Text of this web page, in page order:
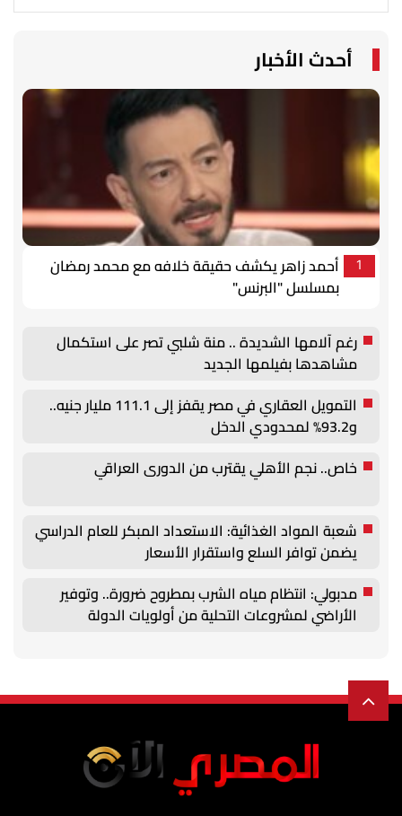
أحدث الأخبار
1
أحمد زاهر يكشف حقيقة خلافه مع محمد رمضان
بمسلسل "البرنس"
رغم آلامها الشديدة .. منة شلبي تصر على استكمال
مشاهدها بفيلمها الجديد
التمويل العقاري في مصر يقفز إلى 111.1 مليار جنيه..
و93.2% لمحدودي الدخل
خاص.. نجم الأهلي يقترب من الدورى العراقي
شعبة المواد الغذائية: الاستعداد المبكر للعام الدراسي
يضمن توافر السلع واستقرار الأسعار
مدبولي: انتظام مياه الشرب بمطروح ضرورة.. وتوفير
الأراضي لمشروعات التحلية من أولويات الدولة